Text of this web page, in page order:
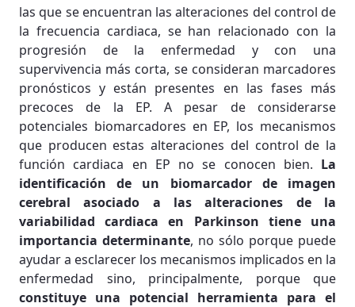
las que se encuentran las alteraciones del control de
la frecuencia cardiaca, se han relacionado con la
progresión de la enfermedad y con una
supervivencia más corta, se consideran marcadores
pronósticos y están presentes en las fases más
precoces de la EP. A pesar de considerarse
potenciales biomarcadores en EP, los mecanismos
que producen estas alteraciones del control de la
función cardiaca en EP no se conocen bien. La
identificación de un biomarcador de imagen
cerebral asociado a las alteraciones de la
variabilidad cardiaca en Parkinson tiene una
importancia determinante, no sólo porque puede
ayudar a esclarecer los mecanismos implicados en la
enfermedad sino, principalmente, porque que
constituye una potencial herramienta para el